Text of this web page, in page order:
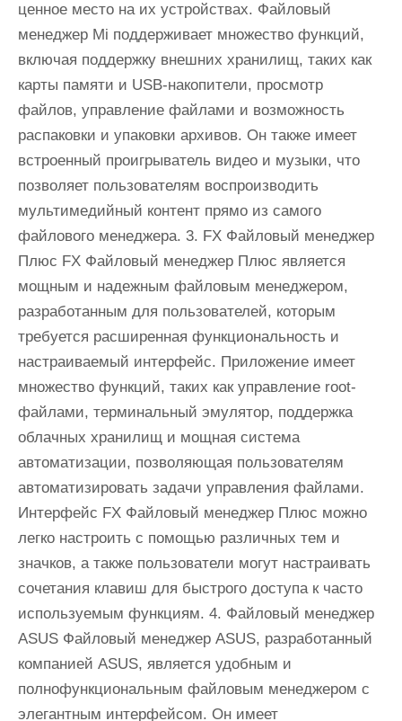
ценное место на их устройствах. Файловый
менеджер Mi поддерживает множество функций,
включая поддержку внешних хранилищ, таких как
карты памяти и USB-накопители, просмотр
файлов, управление файлами и возможность
распаковки и упаковки архивов. Он также имеет
встроенный проигрыватель видео и музыки, что
позволяет пользователям воспроизводить
мультимедийный контент прямо из самого
файлового менеджера. 3. FX Файловый менеджер
Плюс FX Файловый менеджер Плюс является
мощным и надежным файловым менеджером,
разработанным для пользователей, которым
требуется расширенная функциональность и
настраиваемый интерфейс. Приложение имеет
множество функций, таких как управление root-
файлами, терминальный эмулятор, поддержка
облачных хранилищ и мощная система
автоматизации, позволяющая пользователям
автоматизировать задачи управления файлами.
Интерфейс FX Файловый менеджер Плюс можно
легко настроить с помощью различных тем и
значков, а также пользователи могут настраивать
сочетания клавиш для быстрого доступа к часто
используемым функциям. 4. Файловый менеджер
ASUS Файловый менеджер ASUS, разработанный
компанией ASUS, является удобным и
полнофункциональным файловым менеджером с
элегантным интерфейсом. Он имеет